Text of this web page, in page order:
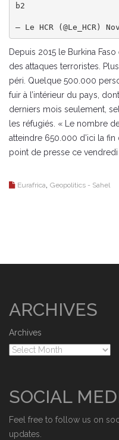
b2
— Le HCR (@Le_HCR)
Depuis 2015 le Burkina
des attaques terroristes.
péri. Quelque 500.000
fuir à l’intérieur du pays,
derniers mois seulement,
les réfugiés. « Le nombre
atteindre 650.000 d’ici la fin
point de presse ce vendredi
Eurafrica, Geopolitics - Sahel
ARCHIVES
Archives
SOCIAL
Feel free to follow us on
updates.